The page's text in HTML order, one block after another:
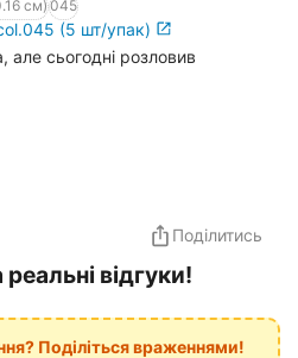
см) 045
(5 шт/упак)
сьогодні розловив
Поділитись
відгуки!
Поділіться враженнями!